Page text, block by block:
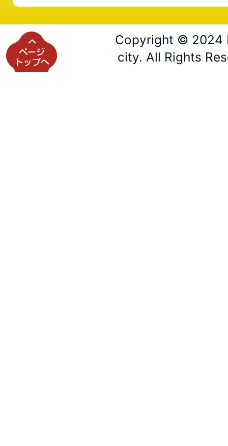
Copyright © 2024
city. All Rights